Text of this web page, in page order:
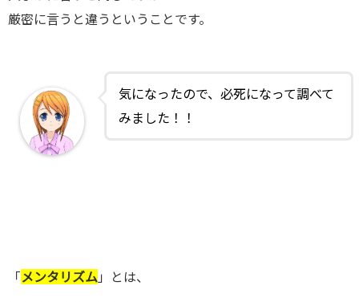
厳密に言うと違うということです。
気になったので、必死になって調べて
みました！！
「 メンタリズム 」とは、